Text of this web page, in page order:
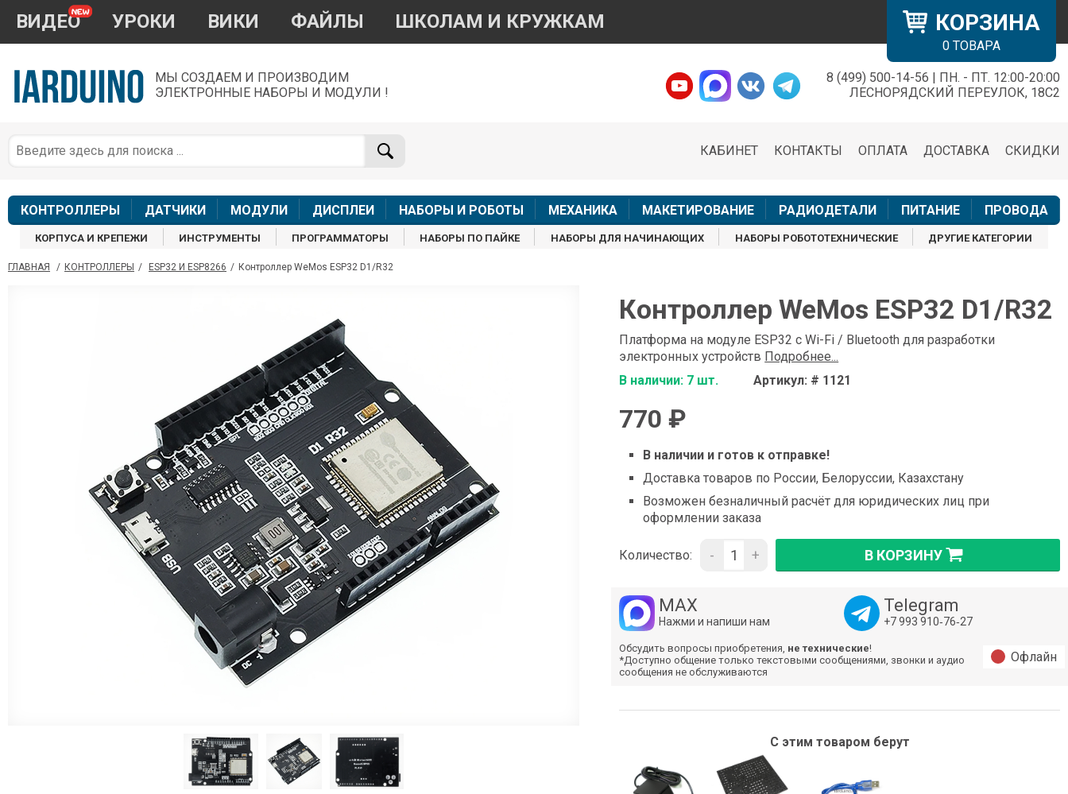
КОРЗИНА
0 ТОВАРА
ВИДЕО УРОКИ ВИКИ ФАЙЛЫ ШКОЛАМ И КРУЖКАМ
МЫ СОЗДАЕМ И ПРОИЗВОДИМ
ЭЛЕКТРОННЫЕ НАБОРЫ И МОДУЛИ !
8 (499) 500-14-56 | ПН. - ПТ. 12:00-20:00
ЛЕСНОРЯДСКИЙ ПЕРЕУЛОК, 18С2
СКИДКИ
ДОСТАВКА
ОПЛАТА
КОНТАКТЫ
КАБИНЕТ
КОНТРОЛЛЕРЫ ДАТЧИКИ МОДУЛИ ДИСПЛЕИ НАБОРЫ И РОБОТЫ МЕХАНИКА МАКЕТИРОВАНИЕ РАДИОДЕТАЛИ ПИТАНИЕ ПРОВОДА
КОРПУСА И КРЕПЕЖИ ИНСТРУМЕНТЫ ПРОГРАММАТОРЫ НАБОРЫ ПО ПАЙКЕ НАБОРЫ ДЛЯ НАЧИНАЮЩИХ НАБОРЫ РОБОТОТЕХНИЧЕСКИЕ ДРУГИЕ КАТЕГОРИИ
ГЛАВНАЯ / КОНТРОЛЛЕРЫ / ESP32 И ESP8266 / Контроллер WeMos ESP32 D1/R32
Контроллер WeMos ESP32 D1/R32
Платформа на модуле ESP32 с Wi-Fi / Bluetooth для разработки
электронных устройств Подробнее...
В наличии: 7 шт.
Артикул: # 1121
770 ₽
В наличии и готов к отправке!
Доставка товаров по России, Белоруссии, Казахстану
Возможен безналичный расчёт для юридических лиц при
оформлении заказа
Количество: - + В КОРЗИНУ
MAX
Нажми и напиши нам
Telegram
+7 993 910‑76‑27
Обсудить вопросы приобретения, не технические!
*Доступно общение только текстовыми сообщениями, звонки и аудио
сообщения не обслуживаются
Офлайн
С этим товаром берут
×
По вопросам приобретения товара
+7 968 454 17 38
звонки и аудио сообщения не обслуживаются
Менеджер
shop@iarduino.ru
Менеджер
8 (499) 500-14-56